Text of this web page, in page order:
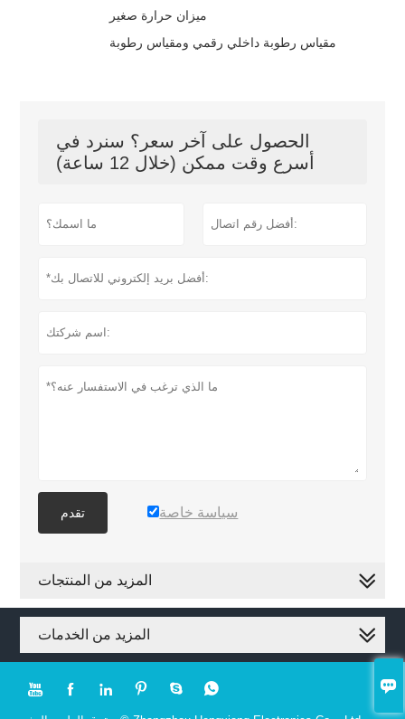

ميزان حرارة صغير
مقياس رطوبة داخلي رقمي ومقياس رطوبة
الحصول على آخر سعر؟ سنرد في
أسرع وقت ممكن (خلال 12 ساعة)
تقدم سياسة خاصة
المزيد من المنتجات
المزيد من الخدمات
     